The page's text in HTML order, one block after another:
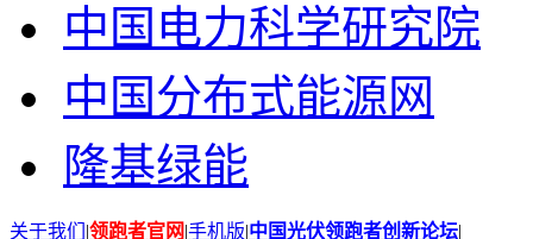
中国电力科学研究院
中国分布式能源网
隆基绿能
关于我们 |领跑者官网|手机版|中国光伏领跑者创新论坛|